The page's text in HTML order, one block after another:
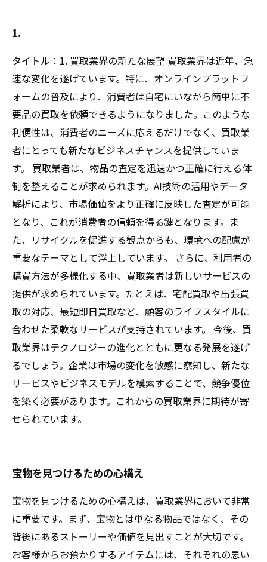
1.
タイトル：1. 買取業界の新たな展望 買取業界は近年、急
速な変化を遂げています。特に、オンラインプラットフ
ォームの普及により、消費者は自宅にいながら簡単に不
要品の買取を依頼できるようになりました。このような
利便性は、消費者のニーズに応えるだけでなく、買取業
者にとっても新たなビジネスチャンスを提供していま
す。 買取業者は、物品の査定を迅速かつ正確に行える体
制を整えることが求められます。AI技術の活用やデータ
解析により、市場価値をより正確に反映した査定が可能
となり、これが消費者の信頼を得る鍵となります。ま
た、リサイクルを促進する観点からも、環境への配慮が
重要なテーマとして浮上しています。 さらに、利用者の
購買方法が多様化する中、買取業者は新しいサービスの
提供が求められています。たとえば、宅配買取や出張買
取の対応、最短即日買取など、顧客のライフスタイルに
合わせた柔軟なサービスが支持されています。 今後、買
取業界はテクノロジーの進化とともに更なる発展を遂げ
るでしょう。企業は市場の変化を敏感に察知し、新たな
サービスやビジネスモデルを模索することで、競争優位
を築く必要があります。これからの買取業界に期待が寄
せられています。
宝物を見つけるための心構え
宝物を見つけるための心構えは、買取業界において非常
に重要です。まず、宝物とは単なる物品ではなく、その
背後にあるストーリーや価値を見出すことが大切です。
お客様からお預かりするアイテムには、それぞれの思い